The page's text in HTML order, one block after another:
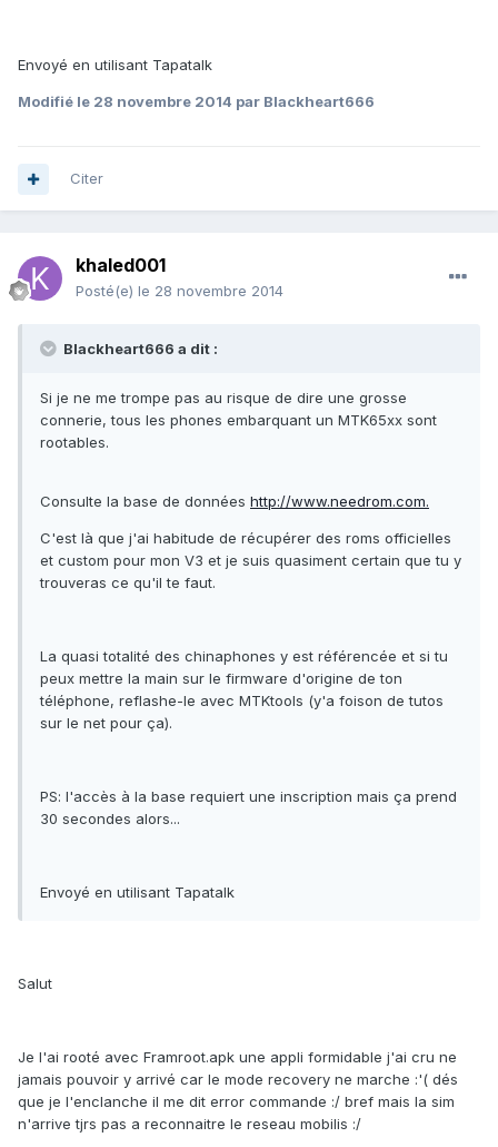
Envoyé en utilisant Tapatalk
Modifié le 28 novembre 2014 par Blackheart666
Citer
khaled001
Posté(e) le 28 novembre 2014
Blackheart666 a dit :
Si je ne me trompe pas au risque de dire une grosse
connerie, tous les phones embarquant un MTK65xx sont
rootables.
Consulte la base de données http://www.needrom.com.
C'est là que j'ai habitude de récupérer des roms officielles
et custom pour mon V3 et je suis quasiment certain que tu y
trouveras ce qu'il te faut.
La quasi totalité des chinaphones y est référencée et si tu
peux mettre la main sur le firmware d'origine de ton
téléphone, reflashe-le avec MTKtools (y'a foison de tutos
sur le net pour ça).
PS: l'accès à la base requiert une inscription mais ça prend
30 secondes alors...
Envoyé en utilisant Tapatalk
Salut
Je l'ai rooté avec Framroot.apk une appli formidable j'ai cru ne
jamais pouvoir y arrivé car le mode recovery ne marche :'( dés
que je l'enclanche il me dit error commande :/ bref mais la sim
n'arrive tjrs pas a reconnaitre le reseau mobilis :/